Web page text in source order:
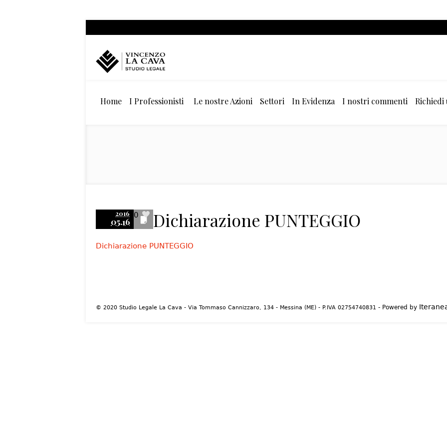
Home I Professionisti Le nostre Azioni Settori In Evidenza I nostri commenti
2016
05.16
0 Dichiarazione PUNTEGGIO
Dichiarazione PUNTEGGIO
© 2020 Studio Legale La Cava - Via Tommaso Cannizzaro, 134 - Messina (ME) - P.IVA 02754740831 - Powered by